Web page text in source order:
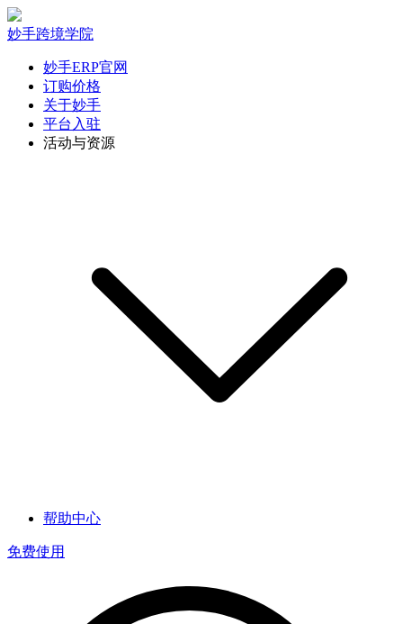
妙手跨境学院
妙手ERP官网
订购价格
关于妙手
平台入驻
活动与资源
帮助中心
免费使用